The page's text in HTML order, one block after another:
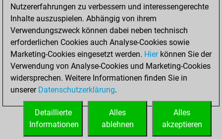
Bauer setzt Matt
0
Erstickte Matts
Unterverwandlungen
Türme auf der siebten
0
STARTSEITE
Nutzererfahrungen zu verbessern und interessengerechte
Inhalte auszuspielen. Abhängig von ihrem
Verwendungszweck können dabei neben technisch
erforderlichen Cookies auch Analyse-Cookies sowie
Marketing-Cookies eingesetzt werden. Hierkönnen Sie der
Verwendung von Analyse-Cookies und Marketing-Cookies
widersprechen. Weitere Informationen finden Sie in
unserer Datenschutzerklärung.
Alles
akzeptieren
Alles
ablehnen
Detaillierte
Informationen